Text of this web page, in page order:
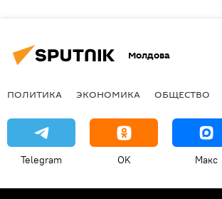
Молдова
ПОЛИТИКА ЭКОНОМИКА ОБЩЕСТВО
Telegram OK Макс